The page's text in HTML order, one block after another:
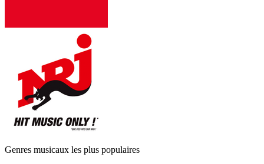
Genres musicaux les plus populaires